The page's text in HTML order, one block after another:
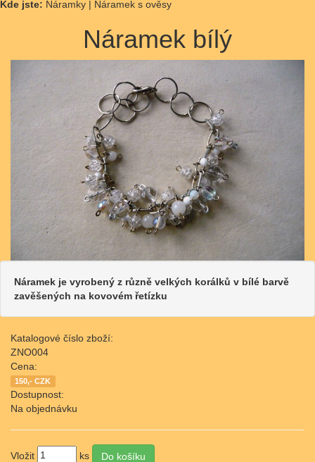
Kde jste: Náramky | Náramek s ověsy
Náramek bílý
Náramek je vyrobený z různě velkých korálků v bílé barvě
zavěšených na kovovém řetízku
Katalogové číslo zboží:
ZNO004
Cena:
150,- CZK
Dostupnost:
Na objednávku
Vložit ks